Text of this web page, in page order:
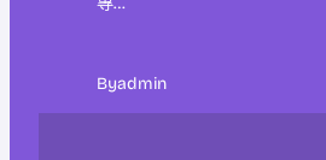
Byadmin